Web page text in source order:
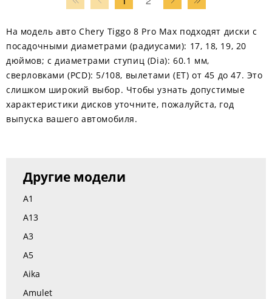
На модель авто Chery Tiggo 8 Pro Max подходят диски с
посадочными диаметрами (радиусами): 17, 18, 19, 20
дюймов; с диаметрами ступиц (Dia): 60.1 мм,
сверловками (PCD): 5/108, вылетами (ЕТ) от 45 до 47. Это
слишком широкий выбор. Чтобы узнать допустимые
характеристики дисков уточните, пожалуйста, год
выпуска вашего автомобиля.
Другие модели
A1
A13
A3
A5
Aika
Amulet